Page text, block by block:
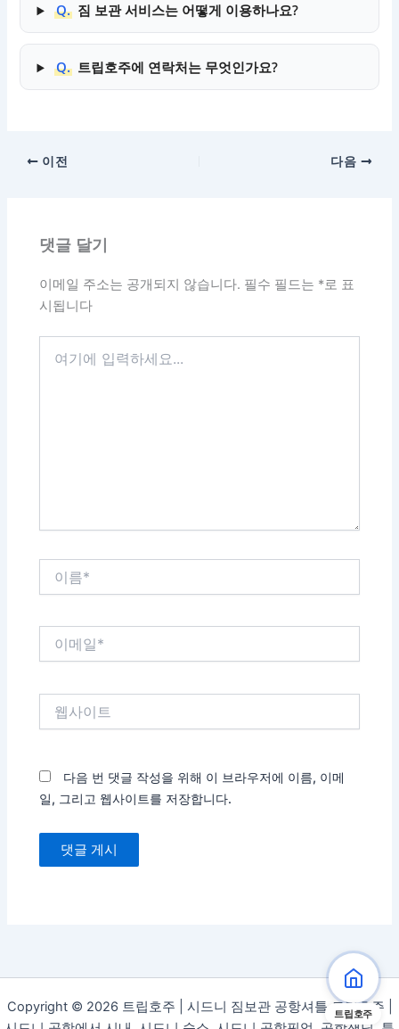
Q. 짐 보관 서비스는 어떻게 이용하나요?
Q. 트립호주에 연락처는 무엇인가요?
트립호주
이전 다음
댓글 달기
이메일 주소는 공개되지 않습니다. 필수 필드는 *로 표
시됩니다
다음 번 댓글 작성을 위해 이 브라우저에 이름, 이메
일, 그리고 웹사이트를 저장합니다.
Copyright © 2026 트립호주 | 시드니 짐보관 공항셔틀 트립호주 |